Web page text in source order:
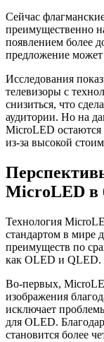
Сейчас
преимущественно
появлением более
предложение может
Исследования
телевизоры с
снизиться, что
аудитории. Но на
MicroLED
из-за высокой
MicroLED в
Технология
стандартом в мире
преимуществ по
как OLED и QLED.
Во-первых,
изображения
исключает
для OLED.
становится более